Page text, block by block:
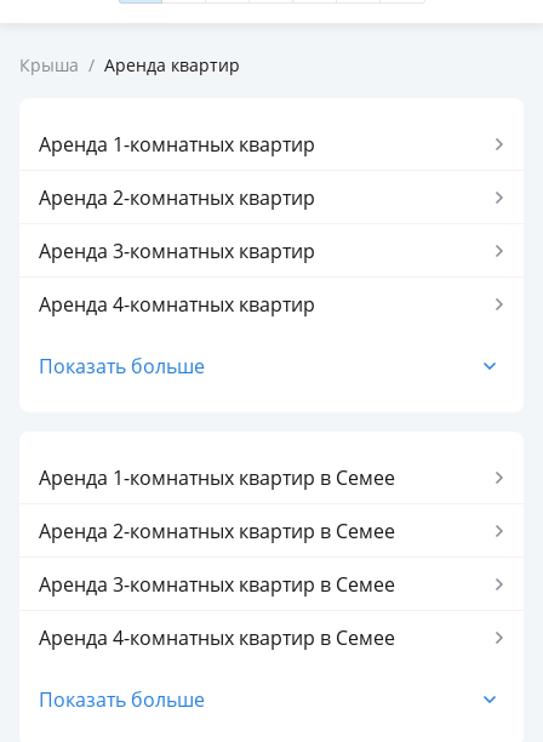
Крыша / Аренда квартир
Аренда 1-комнатных квартир
Аренда 2-комнатных квартир
Аренда 3-комнатных квартир
Аренда 4-комнатных квартир
Аренда 5-комнатных квартир
Показать больше
Аренда 1-комнатных квартир в Семее
Аренда 2-комнатных квартир в Семее
Аренда 3-комнатных квартир в Семее
Аренда 4-комнатных квартир в Семее
Аренда 5-комнатных квартир в Семее
Показать больше